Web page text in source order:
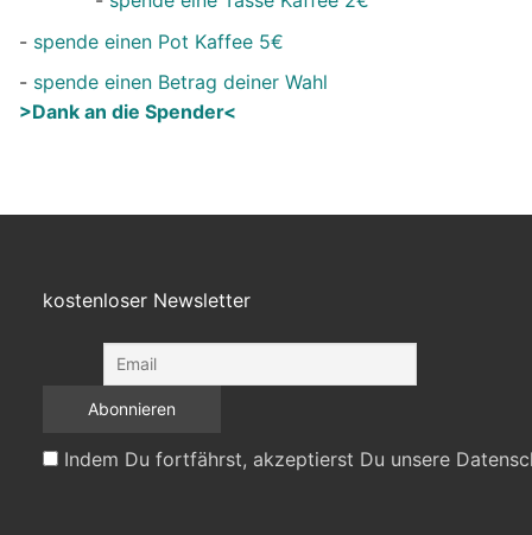
- spende einen Pot Kaffee 5€
- spende einen Betrag deiner Wahl
>Dank an die Spender<
kostenloser Newsletter
Indem Du fortfährst, akzeptierst Du unsere